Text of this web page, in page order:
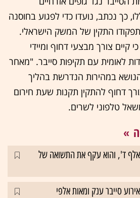
כך נכתב, נועדו כדי לפגוע בחוסנה
התקין של המשק הישראלי.
קיים צורך מבצעי דחוף ומיידי
לאומית עם תקיפות סייבר. "מאחר
במהירות הנדרשת בהליך
דחוף להתקין תקנות שעת חירום
טלפוני לשרים.
נתנו לקלוד להשקיע 50 אלף ד', והוא עקף את התשואה של
סייבר ענק ומאות אלפי